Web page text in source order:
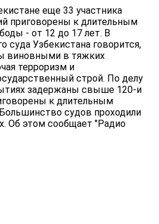
еще 33 участника
приговорены к длительным
- от 12 до 17 лет. В
суда Узбекистана говорится,
виновными в тяжких
терроризм и
строй. По делу
задержаны свыше 120-и
к длительным
судов проходили
Об этом сообщает "Радио